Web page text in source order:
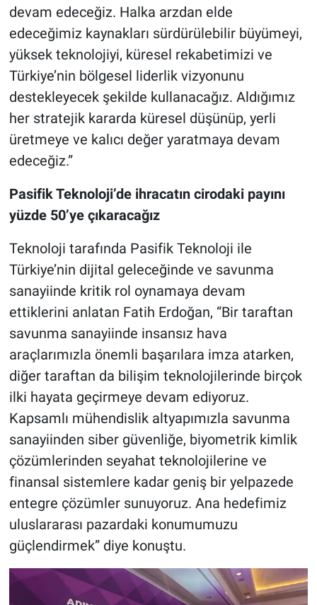
devam edeceğiz. Halka arzdan elde
edeceğimiz kaynakları sürdürülebilir büyümeyi,
yüksek teknolojiyi, küresel rekabetimizi ve
Türkiye’nin bölgesel liderlik vizyonunu
destekleyecek şekilde kullanacağız. Aldığımız
her stratejik kararda küresel düşünüp, yerli
üretmeye ve kalıcı değer yaratmaya devam
edeceğiz.”
Pasifik Teknoloji’de ihracatın cirodaki payını
yüzde 50’ye çıkaracağız
Teknoloji tarafında Pasifik Teknoloji ile
Türkiye’nin dijital geleceğinde ve savunma
sanayiinde kritik rol oynamaya devam
ettiklerini anlatan Fatih Erdoğan, “Bir taraftan
savunma sanayiinde insansız hava
araçlarımızla önemli başarılara imza atarken,
diğer taraftan da bilişim teknolojilerinde birçok
ilki hayata geçirmeye devam ediyoruz.
Kapsamlı mühendislik altyapımızla savunma
sanayiinden siber güvenliğe, biyometrik kimlik
çözümlerinden seyahat teknolojilerine ve
finansal sistemlere kadar geniş bir yelpazede
entegre çözümler sunuyoruz. Ana hedefimiz
uluslararası pazardaki konumumuzu
güçlendirmek” diye konuştu.